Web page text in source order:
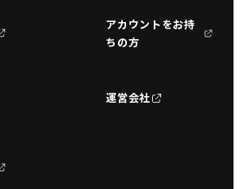
アカウントをお持
ちの方
運営会社